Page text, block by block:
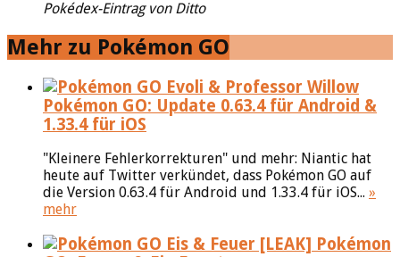
Pokédex-Eintrag von Ditto
Mehr zu Pokémon GO
Pokémon GO: Update 0.63.4 für Android &
1.33.4 für iOS
"Kleinere Fehlerkorrekturen" und mehr: Niantic hat
heute auf Twitter verkündet, dass Pokémon GO auf
die Version 0.63.4 für Android und 1.33.4 für iOS... »
mehr
[LEAK] Pokémon